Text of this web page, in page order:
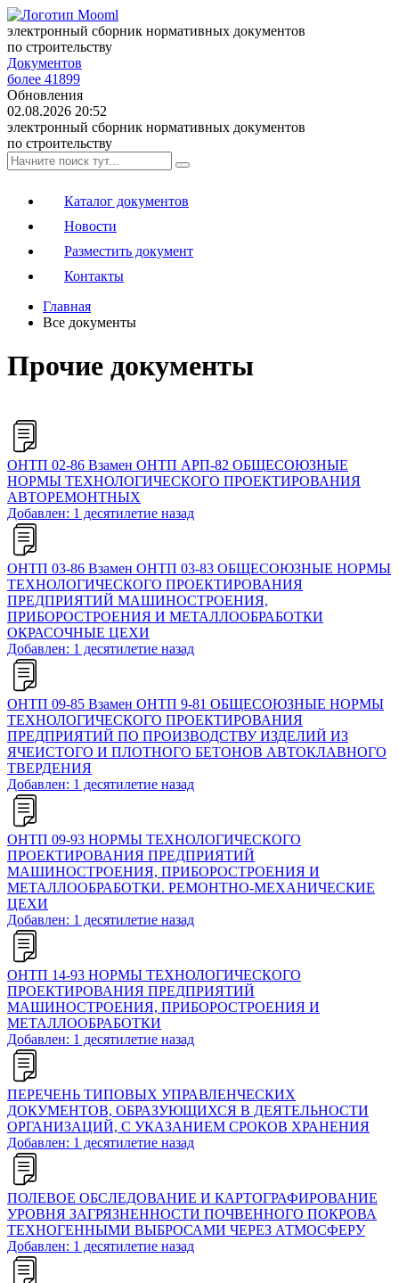
электронный сборник нормативных документов
по строительству
Документов
более 41899
Обновления
02.08.2026 20:52
электронный сборник нормативных документов
по строительству
Каталог документов
Новости
Разместить документ
Контакты
Главная
Все документы
Прочие документы
ОНТП 02-86 Взамен ОНТП АРП-82 ОБЩЕСОЮЗНЫЕ
НОРМЫ ТЕХНОЛОГИЧЕСКОГО ПРОЕКТИРОВАНИЯ
АВТОРЕМОНТНЫХ
Добавлен: 1 десятилетие назад
ОНТП 03-86 Взамен ОНТП 03-83 ОБЩЕСОЮЗНЫЕ НОРМЫ
ТЕХНОЛОГИЧЕСКОГО ПРОЕКТИРОВАНИЯ
ПРЕДПРИЯТИЙ МАШИНОСТРОЕНИЯ,
ПРИБОРОСТРОЕНИЯ И МЕТАЛЛООБРАБОТКИ
ОКРАСОЧНЫЕ ЦЕХИ
Добавлен: 1 десятилетие назад
ОНТП 09-85 Взамен ОНТП 9-81 ОБЩЕСОЮЗНЫЕ НОРМЫ
ТЕХНОЛОГИЧЕСКОГО ПРОЕКТИРОВАНИЯ
ПРЕДПРИЯТИЙ ПО ПРОИЗВОДСТВУ ИЗДЕЛИЙ ИЗ
ЯЧЕИСТОГО И ПЛОТНОГО БЕТОНОВ АВТОКЛАВНОГО
ТВЕРДЕНИЯ
Добавлен: 1 десятилетие назад
ОНТП 09-93 НОРМЫ ТЕХНОЛОГИЧЕСКОГО
ПРОЕКТИРОВАНИЯ ПРЕДПРИЯТИЙ
МАШИНОСТРОЕНИЯ, ПРИБОРОСТРОЕНИЯ И
МЕТАЛЛООБРАБОТКИ. РЕМОНТНО-МЕХАНИЧЕСКИЕ
ЦЕХИ
Добавлен: 1 десятилетие назад
ОНТП 14-93 НОРМЫ ТЕХНОЛОГИЧЕСКОГО
ПРОЕКТИРОВАНИЯ ПРЕДПРИЯТИЙ
МАШИНОСТРОЕНИЯ, ПРИБОРОСТРОЕНИЯ И
МЕТАЛЛООБРАБОТКИ
Добавлен: 1 десятилетие назад
ПЕРЕЧЕНЬ ТИПОВЫХ УПРАВЛЕНЧЕСКИХ
ДОКУМЕНТОВ, ОБРАЗУЮЩИХСЯ В ДЕЯТЕЛЬНОСТИ
ОРГАНИЗАЦИЙ, С УКАЗАНИЕМ СРОКОВ ХРАНЕНИЯ
Добавлен: 1 десятилетие назад
ПОЛЕВОЕ ОБСЛЕДОВАНИЕ И КАРТОГРАФИРОВАНИЕ
УРОВНЯ ЗАГРЯЗНЕННОСТИ ПОЧВЕННОГО ПОКРОВА
ТЕХНОГЕННЫМИ ВЫБРОСАМИ ЧЕРЕЗ АТМОСФЕРУ
Добавлен: 1 десятилетие назад